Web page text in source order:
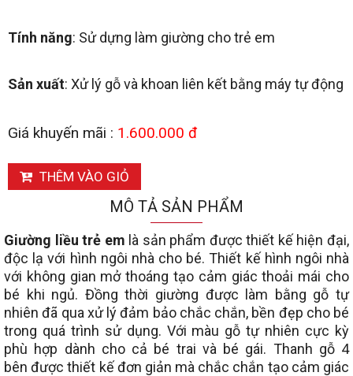
Tính năng: Sử dựng làm giường cho trẻ em
Sản xuất: Xử lý gỗ và khoan liên kết bằng máy tự động
Giá khuyến mãi : 1.600.000 đ
THÊM VÀO GIỎ
MÔ TẢ SẢN PHẨM
Giường liều trẻ em là sản phẩm được thiết kế hiện đại,
độc lạ với hình ngôi nhà cho bé. Thiết kế hình ngôi nhà
với không gian mở thoáng tạo cảm giác thoải mái cho
bé khi ngủ. Đồng thời giường được làm bằng gỗ tự
nhiên đã qua xử lý đảm bảo chắc chắn, bền đẹp cho bé
trong quá trình sử dụng. Với màu gỗ tự nhiên cực kỳ
phù hợp dành cho cả bé trai và bé gái. Thanh gỗ 4
bên được thiết kế đơn giản mà chắc chắn tạo cảm giác